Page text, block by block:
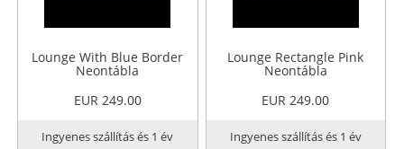
Lounge With Blue Border
Neontábla
EUR 249.00
Ingyenes szállítás és 1 év
Lounge Rectangle Pink
Neontábla
EUR 249.00
Ingyenes szállítás és 1 év